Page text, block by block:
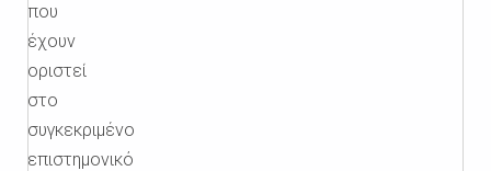
που
έχουν
οριστεί
στο
συγκεκριμένο
επιστημονικό